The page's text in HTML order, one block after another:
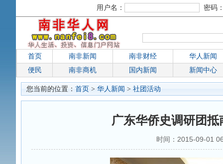
用户名： 密码
首页 南非新闻 南非财经
华人新闻
便民
南非商机 国内新闻 新闻中心
您当前的位置： 首页 > 华人新闻 > 社团活动
广东华侨史调研团
时间：2015-09-01